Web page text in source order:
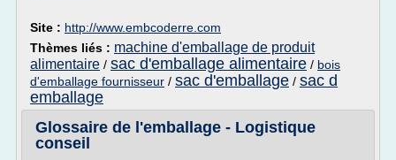
Site : http://www.embcoderre.com
Thèmes liés : machine d'emballage de produit
alimentaire / sac d'emballage alimentaire / bois
d'emballage fournisseur / sac d'emballage / sac d
emballage
Glossaire de l'emballage - Logistique
conseil